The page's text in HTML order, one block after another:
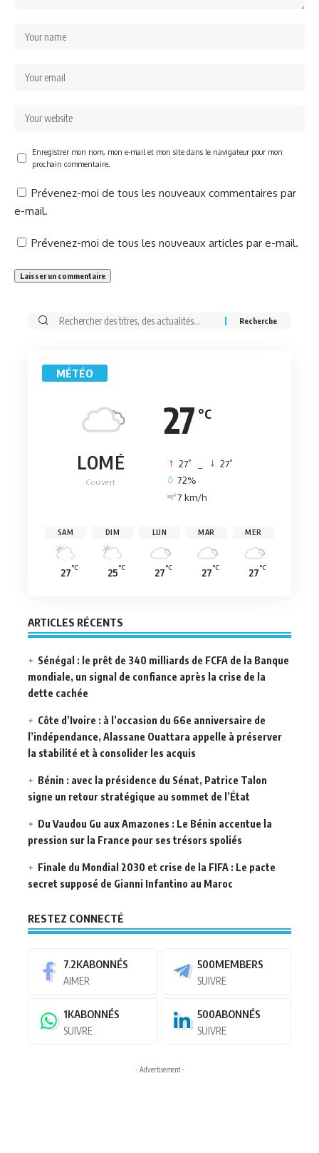
Enregistrer mon nom, mon e-mail et mon site dans le navigateur pour mon
prochain commentaire.
Prévenez-moi de tous les nouveaux commentaires par
e-mail.
Prévenez-moi de tous les nouveaux articles par e-mail.
Rechercher:
MÉTÉO
27 °C
LOMÉ
Couvert
27° 27°
72%
7 km/h
SAM
27°C
DIM
25°C
LUN
27°C
MAR
27°C
MER
27°C
ARTICLES RÉCENTS
Sénégal : le prêt de 340 milliards de FCFA de la Banque
mondiale, un signal de confiance après la crise de la
dette cachée
Côte d’Ivoire : à l’occasion du 66e anniversaire de
l’indépendance, Alassane Ouattara appelle à préserver
la stabilité et à consolider les acquis
Bénin : avec la présidence du Sénat, Patrice Talon
signe un retour stratégique au sommet de l’État
Du Vaudou Gu aux Amazones : Le Bénin accentue la
pression sur la France pour ses trésors spoliés
Finale du Mondial 2030 et crise de la FIFA : Le pacte
secret supposé de Gianni Infantino au Maroc
RESTEZ CONNECTÉ
7.2KABONNÉS
AIMER
500MEMBERS
SUIVRE
1KABONNÉS
SUIVRE
500ABONNÉS
SUIVRE
- Advertisement -